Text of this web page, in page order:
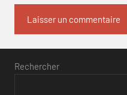
Rechercher